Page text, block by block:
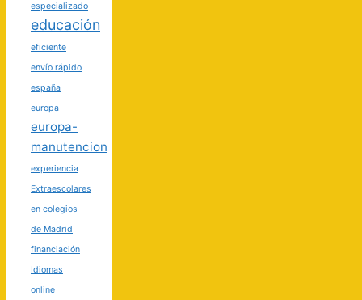
especializado
educación
eficiente
envío rápido
españa
europa
europa-
manutencion
experiencia
Extraescolares
en colegios
de Madrid
financiación
Idiomas
online